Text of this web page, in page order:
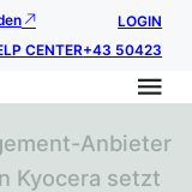
LOGIN
CENTER+43 50423
Anbieter
Kyocera setzt